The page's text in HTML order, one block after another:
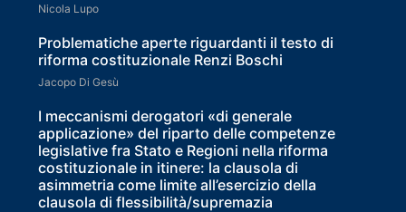
Nicola Lupo
Problematiche aperte riguardanti il testo di
riforma costituzionale Renzi Boschi
Jacopo Di Gesù
I meccanismi derogatori «di generale
applicazione» del riparto delle competenze
legislative fra Stato e Regioni nella riforma
costituzionale in itinere: la clausola di
asimmetria come limite all’esercizio della
clausola di flessibilità/supremazia